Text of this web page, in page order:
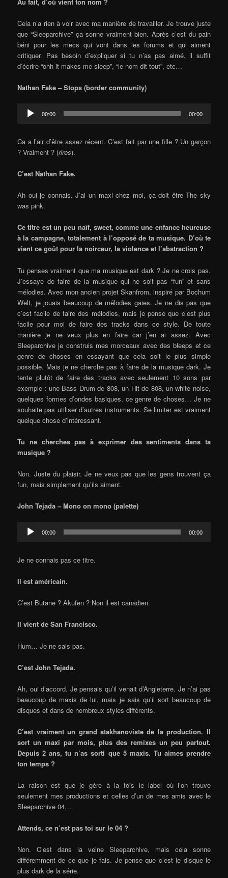
Cela n’a rien à voir avec ma manière de travailler. Je trouve juste
que “Sleeparchive” ça sonne vraiment bien. Après c’est du pain
béni pour les mecs qui vont dans les forums et qui aiment
critiquer. Pas besoin d’expliquer si tu n’as pas aimé, il suffit
d’écrire “ohh it makes me sleep”, “le nom dit tout”, etc…
Nathan Fake – Stops (border community)
Audio
Player
00:00 00:00
Ca a l’air d’être assez récent. C’est fait par une fille ? Un garçon
? Vraiment ? (rires).
C’est Nathan Fake.
Ah oui je connais. J’ai un maxi chez moi, ça doit être The sky
was pink.
Ce titre est un peu naïf, sweet, comme une enfance heureuse
à la campagne, totalement à l’opposé de ta musique. D’où te
vient ce goût pour la noirceur, la violence et l’abstraction ?
Tu penses vraiment que ma musique est dark ? Je ne crois pas.
J’essaye de faire de la musique qui ne soit pas “fun” et sans
mélodies. Avec mon ancien projet Skanfrom, inspiré par Bochum
Welt, je jouais beaucoup de mélodies gaies. Je ne dis pas que
c’est facile de faire des mélodies, mais je pense que c’est plus
facile pour moi de faire des tracks dans ce style. De toute
manière je ne veux plus en faire car j’en ai assez. Avec
Sleeparchive je construis mes morceaux avec des bleeps et ce
genre de choses en essayant que cela soit le plus simple
possible. Mais je ne cherche pas à faire de la musique dark. Je
tente plutôt de faire des tracks avec seulement 10 sons par
exemple : une Bass Drum de 808, un Hit de 808, un white noise,
quelques formes d’ondes basiques, ce genre de choses… Je ne
souhaite pas utiliser d’autres instruments. Se limiter est vraiment
quelque chose d’intéressant.
Tu ne cherches pas à exprimer des sentiments dans ta
musique ?
Non. Juste du plaisir. Je ne veux pas que les gens trouvent ça
fun, mais simplement qu’ils aiment.
John Tejada – Mono on mono (palette)
Audio
Player
00:00 00:00
Je ne connais pas ce titre.
Il est américain.
C’est Butane ? Akufen ? Non il est canadien.
Il vient de San Francisco.
Hum… Je ne sais pas.
C’est John Tejada.
Ah, oui d’accord. Je pensais qu’il venait d’Angleterre. Je n’ai pas
beaucoup de maxis de lui, mais je sais qu’il sort beaucoup de
disques et dans de nombreux styles différents.
C’est vraiment un grand stakhanoviste de la production. Il
sort un maxi par mois, plus des remixes un peu partout.
Depuis 2 ans, tu n’as sorti que 5 maxis. Tu aimes prendre
ton temps ?
La raison est que je gère à la fois le label où l’on trouve
seulement mes productions et celles d’un de mes amis avec le
Sleeparchive 04…
Attends, ce n’est pas toi sur le 04 ?
Non. C’est dans la veine Sleeparchive, mais cela sonne
différemment de ce que je fais. Je pense que c’est le disque le
plus dark de la série.